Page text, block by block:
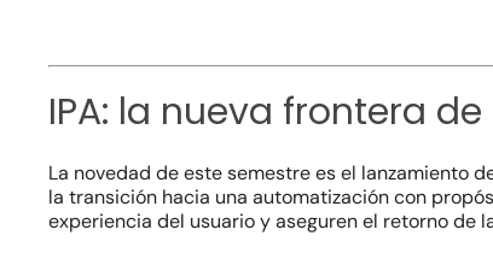
IPA: la nueva frontera
La novedad de este semestre es el lanzamiento
la transición hacia una automatización con
experiencia del usuario y aseguren el retorno de